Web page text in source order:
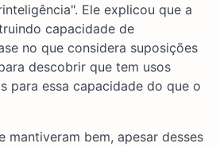
Ele explicou que a
capacidade de
no que considera suposições
descobrir que tem usos
para essa capacidade do que o
mantiveram bem, apesar desses